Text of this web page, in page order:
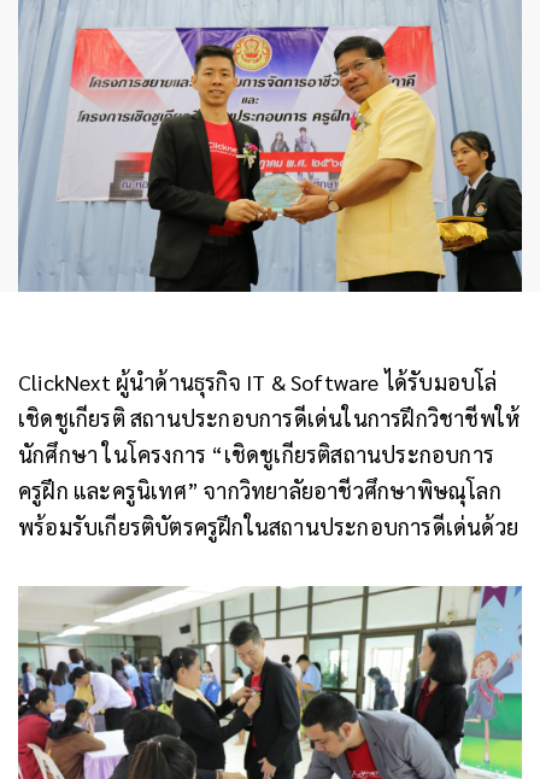
ClickNext ผู้นำด้านธุรกิจ IT & Software ได้รับมอบโล่
เชิดชูเกียรติ สถานประกอบการดีเด่นในการฝึกวิชาชีพให้
นักศึกษา ในโครงการ “เชิดชูเกียรติสถานประกอบการ
ครูฝึก และครูนิเทศ” จากวิทยาลัยอาชีวศึกษาพิษณุโลก
พร้อมรับเกียรติบัตรครูฝึกในสถานประกอบการดีเด่นด้วย